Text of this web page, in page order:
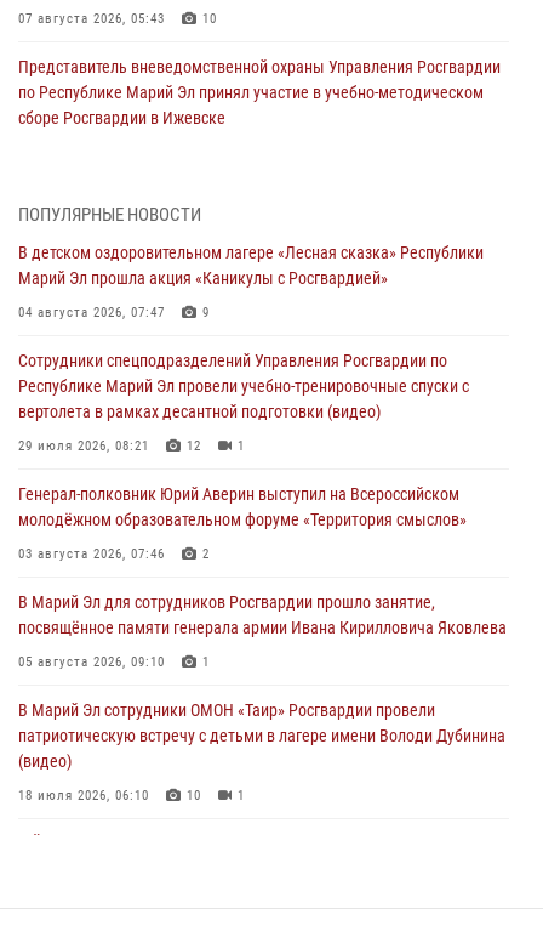
07 августа 2026, 05:43 10
Представитель вневедомственной охраны Управления Росгвардии
по Республике Марий Эл принял участие в учебно-методическом
сборе Росгвардии в Ижевске
провели более 90 проверок мест хранения гражданского оружия
06 августа 2026, 08:00
В Марий Эл сотрудники вневедомственной охраны Росгвардии за
05 августа 2026, 09:44
В Марий Эл для сотрудников Росгвардии прошло занятие,
посвящённое памяти генерала армии Ивана Кирилловича Яковлева
В детском оздоровительном лагере «Лесная сказка» Республики
Марий Эл прошла акция «Каникулы с Росгвардией»
Сотрудники Центра лицензионно-разрешительной работы
Управления Росгвардии по Республике Марий Эл приняли участие в
04 августа 2026, 06:46
ПОПУЛЯРНЫЕ НОВОСТИ
В детском оздоровительном лагере «Лесная сказка» Республики
Марий Эл прошла акция «Каникулы с Росгвардией»
04 августа 2026, 07:47 9
Сотрудники спецподразделений Управления Росгвардии по
Республике Марий Эл провели учебно-тренировочные спуски с
вертолета в рамках десантной подготовки (видео)
29 июля 2026, 08:21 12 1
Генерал-полковник Юрий Аверин выступил на Всероссийском
молодёжном образовательном форуме «Территория смыслов»
03 августа 2026, 07:46 2
В Марий Эл для сотрудников Росгвардии прошло занятие,
посвящённое памяти генерала армии Ивана Кирилловича Яковлева
05 августа 2026, 09:10 1
В Марий Эл сотрудники ОМОН «Таир» Росгвардии провели
патриотическую встречу с детьми в лагере имени Володи Дубинина
(видео)
18 июля 2026, 06:10 10 1